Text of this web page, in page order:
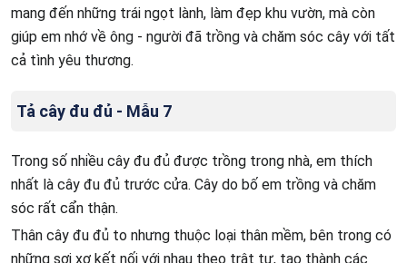
mang đến những trái ngọt lành, làm đẹp khu vườn, mà còn
giúp em nhớ về ông - người đã trồng và chăm sóc cây với tất
cả tình yêu thương.
Tả cây đu đủ - Mẫu 7
Trong số nhiều cây đu đủ được trồng trong nhà, em thích
nhất là cây đu đủ trước cửa. Cây do bố em trồng và chăm
sóc rất cẩn thận.
Thân cây đu đủ to nhưng thuộc loại thân mềm, bên trong có
những sợi xơ kết nối với nhau theo trật tự, tạo thành các